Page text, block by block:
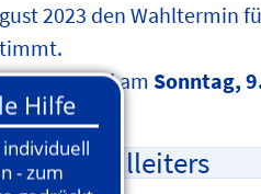
2023 den Wahltermin
am Sonntag,
Kreiswahlleiters